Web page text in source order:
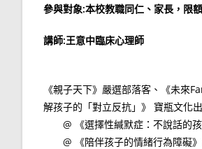
參與對象:本校教職同仁、家長，限
講師:王意中臨床心理師
《親子天下》嚴選部落客、《未
解孩子的「對立反抗」》 寶瓶文化
@ 《選擇性緘默症：不說話的孩
@ 《陪伴孩子的情緒行為障礙》